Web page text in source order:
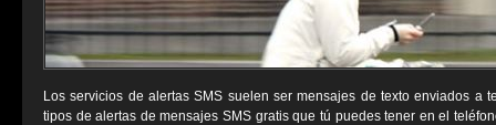
Los servicios de alertas SMS suelen ser mensajes de texto enviados a
tipos de alertas de mensajes SMS gratis que tú puedes tener en el